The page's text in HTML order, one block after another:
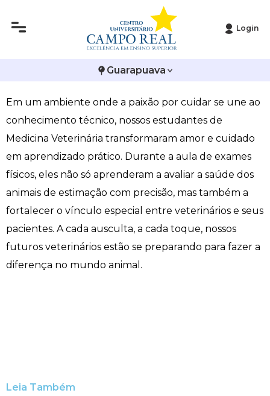
Login
Guarapuava
Medicina Veterinária promove prática de exames
Em um ambiente onde a paixão por cuidar se une ao
conhecimento técnico, nossos estudantes de
Medicina Veterinária transformaram amor e cuidado
em aprendizado prático. Durante a aula de exames
físicos, eles não só aprenderam a avaliar a saúde dos
animais de estimação com precisão, mas também a
fortalecer o vínculo especial entre veterinários e seus
pacientes. A cada ausculta, a cada toque, nossos
futuros veterinários estão se preparando para fazer a
diferença no mundo animal.
Leia Também
Infraestrutura
Editais
Publicações Institucionais
Arquitetura e Urbanismo
Biomedicina
Ciências Contábeis
Direito
Enfermagem
Engenharia Agronômica
Engenharia Civil
Farmácia
Vestibular de Inverno
Vestibular de Medicina
2ª Via de Boleto
Atestado de Matrícula
Atividades Complementares e Sociais
Biblioteca
Calendário Acadêmico
Calendário de Provas
Carteirinha de Estudante
Central de Estágios - TCC
Manual de Formatura
Avalie a Campo Real
Bolsas e Incentivos
CPA
COLAP
Comissão de Ética no Uso de Animais
Comitê de Ética em Pesquisa
Diploma Digital
Educação em Direitos Humanos
Intercampo